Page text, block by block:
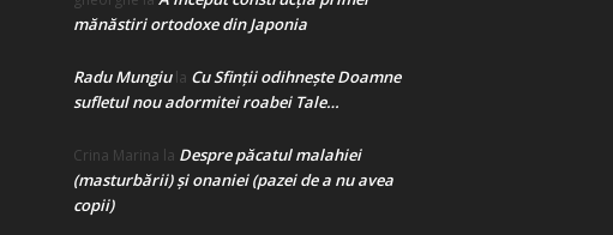
mănăstiri ortodoxe din Japonia
Radu Mungiula Cu Sfinții odihnește Doamne
sufletul nou adormitei roabei Tale…
Crina Marina la Despre păcatul malahiei
(masturbării) şi onaniei (pazei de a nu avea
copii)